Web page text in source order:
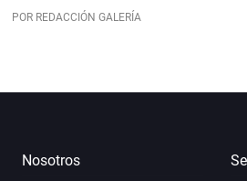
POR REDACCIÓN GALERÍA
Nosotros